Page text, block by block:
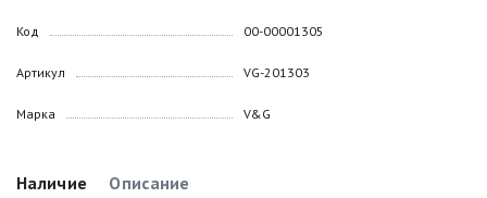
Код
Артикул
Марка
00-00001305
VG-201303
V&G
Наличие Описание